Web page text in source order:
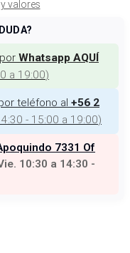
valores
Whatsapp AQUÍ
a 19:00)
teléfono al +56 2
- 15:00 a 19:00)
7331 Of
10:30 a 14:30 -